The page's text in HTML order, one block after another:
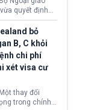
phán quyết
2 bởi Tòa án
Kỳ
khi tuyên bố,
diện rộng là
bất hợp pháp.
quyết định
thực (visa)
Luiza
Viotti - Đại sứ
Washington.
trên diễn ra
cảnh tranh
giao giữa
Tổng thống
và chính
tả Tổng thống
bỏ
B, C khỏi
chi phí
xét visa cư
thay đổi
trong chính